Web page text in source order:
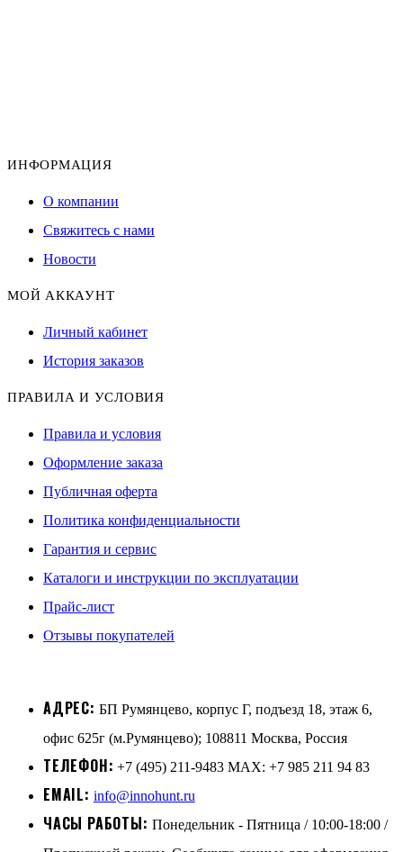
ИНФОРМАЦИЯ
О компании
Свяжитесь с нами
Новости
МОЙ АККАУНТ
Личный кабинет
История заказов
ПРАВИЛА И УСЛОВИЯ
Правила и условия
Оформление заказа
Публичная оферта
Политика конфиденциальности
Гарантия и сервис
Каталоги и инструкции по эксплуатации
Прайс-лист
Отзывы покупателей
АДРЕС: БП Румянцево, корпус Г, подъезд 18, этаж 6,
офис 625г (м.Румянцево); 108811 Москва, Россия
ТЕЛЕФОН: +7 (495) 211-9483 MAX: +7 985 211 94 83
EMAIL: info@innohunt.ru
ЧАСЫ РАБОТЫ: Понедельник - Пятница / 10:00-18:00 /